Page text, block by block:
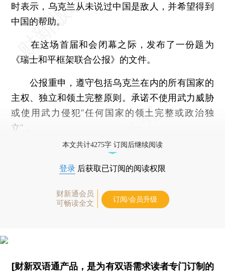
时表示，乌克兰从未说过中国是敌人，并希望得到
中国的帮助。
在这场首届和会闭幕之际，发布了一份题为
《瑞士和平框架联合公报》的文件。
公报重申，遵守包括乌克兰在内的所有国家的
主权、独立和领土完整原则。承诺不使用武力威胁
或使用武力侵犯“任何国家的领土完整或政治独
立”，
本文共计4275字 订阅后继续阅读
登录 后获取已订阅的阅读权限
财新通会员
可畅读全文
订阅/会员升级
[财新双语通产品，是为有双语需求读者专门订制的